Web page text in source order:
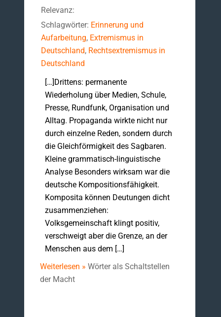
Relevanz:
Schlagwörter: Erinnerung und
Aufarbeitung, Extremismus in
Deutschland, Rechtsextremismus in
Deutschland
[…]Drittens: permanente
Wiederholung über Medien, Schule,
Presse, Rundfunk, Organisation und
Alltag. Propaganda wirkte nicht nur
durch einzelne Reden, sondern durch
die Gleichförmigkeit des Sagbaren.
Kleine grammatisch-linguistische
Analyse Besonders wirksam war die
deutsche Kompositionsfähigkeit.
Komposita können Deutungen dicht
zusammenziehen:
Volksgemeinschaft klingt positiv,
verschweigt aber die Grenze, an der
Menschen aus dem […]
Weiterlesen » Wörter als Schaltstellen
der Macht